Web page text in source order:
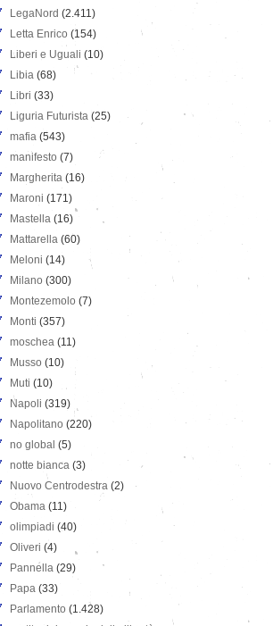
LegaNord (2.411)
Letta Enrico (154)
Liberi e Uguali (10)
Libia (68)
Libri (33)
Liguria Futurista (25)
mafia (543)
manifesto (7)
Margherita (16)
Maroni (171)
Mastella (16)
Mattarella (60)
Meloni (14)
Milano (300)
Montezemolo (7)
Monti (357)
moschea (11)
Musso (10)
Muti (10)
Napoli (319)
Napolitano (220)
no global (5)
notte bianca (3)
Nuovo Centrodestra (2)
Obama (11)
olimpiadi (40)
Oliveri (4)
Pannella (29)
Papa (33)
Parlamento (1.428)